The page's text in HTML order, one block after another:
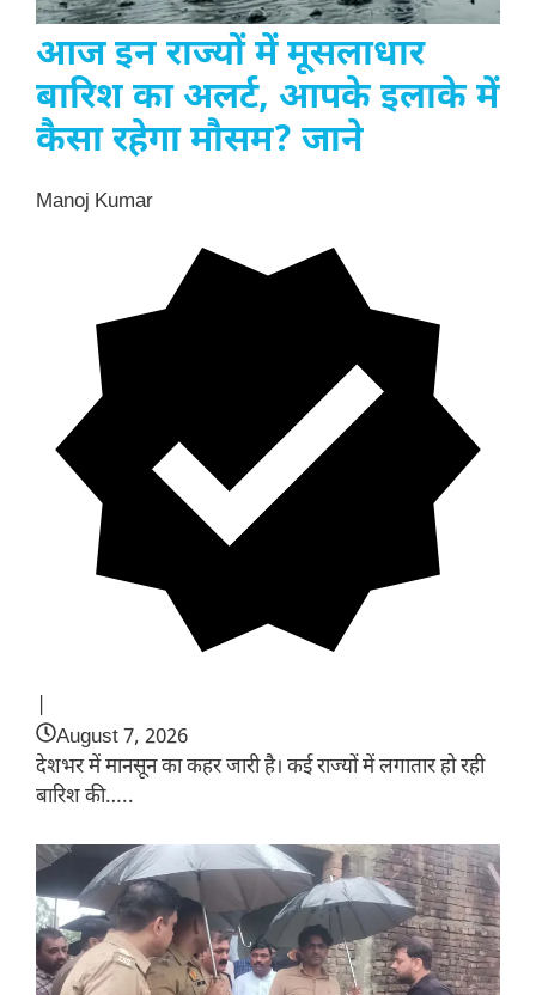
आज इन राज्यों में मूसलाधार
बारिश का अलर्ट, आपके इलाके में
कैसा रहेगा मौसम? जाने
Manoj Kumar
August 7, 2026
देशभर में मानसून का कहर जारी है। कई राज्यों में लगातार हो रही
बारिश की…..